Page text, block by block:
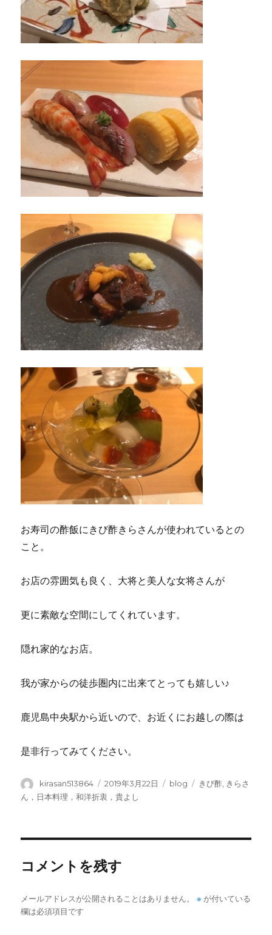
お寿司の酢飯にきび酢きらさんが使われているとの
こと。
お店の雰囲気も良く、大将と美人な女将さんが
更に素敵な空間にしてくれています。
隠れ家的なお店。
我が家からの徒歩圏内に出来てとっても嬉しい♪
鹿児島中央駅から近いので、お近くにお越しの際は
是非行ってみてください。
投
稿
kirasan513864
投
稿
2019年3月22日
カ
blog
タ
きび酢, きらさ
ん，日本料理，和洋折衷，貴よし
コメントを残す
メールアドレスが公開されることはありません。 ※ が付いている
欄は必須項目です